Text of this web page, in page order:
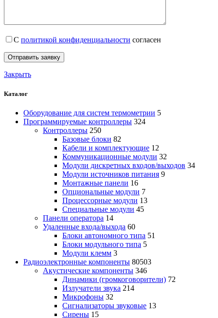
С политикой конфиденциальности согласен
Закрыть
Каталог
Оборудование для систем термометрии 5
Программируемые контроллеры 324
Контроллеры 250
Базовые блоки 82
Кабели и комплектующие 12
Коммуникационные модули 32
Модули дискретных входов/выходов 34
Модули источников питания 9
Монтажные панели 16
Опциональные модули 7
Процессорные модули 13
Специальные модули 45
Панели оператора 14
Удаленные входа/выхода 60
Блоки автономного типа 51
Блоки модульного типа 5
Модули клемм 3
Радиоэлектронные компоненты 80503
Акустические компоненты 346
Динамики (громкоговорители) 72
Излучатели звука 214
Микрофоны 32
Сигнализаторы звуковые 13
Сирены 15